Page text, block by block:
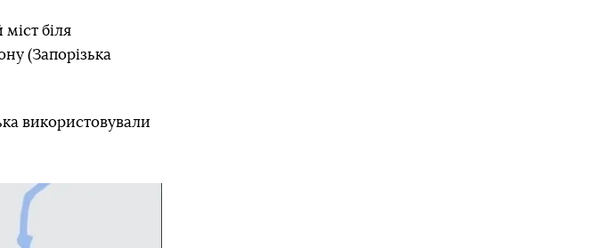
біля
(Запорізька
використовували